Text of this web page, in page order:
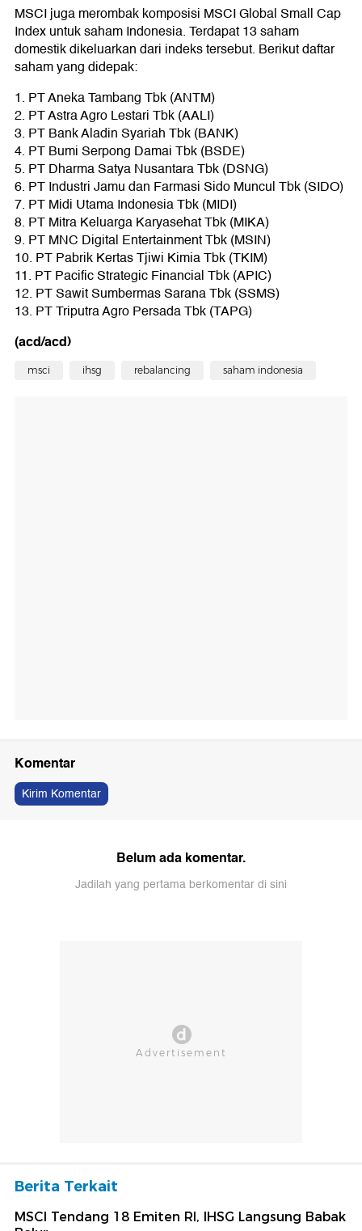
MSCI juga merombak komposisi MSCI Global Small Cap
Index untuk saham Indonesia. Terdapat 13 saham
domestik dikeluarkan dari indeks tersebut. Berikut daftar
saham yang didepak:
1. PT Aneka Tambang Tbk (ANTM)
2. PT Astra Agro Lestari Tbk (AALI)
3. PT Bank Aladin Syariah Tbk (BANK)
4. PT Bumi Serpong Damai Tbk (BSDE)
5. PT Dharma Satya Nusantara Tbk (DSNG)
6. PT Industri Jamu dan Farmasi Sido Muncul Tbk (SIDO)
7. PT Midi Utama Indonesia Tbk (MIDI)
8. PT Mitra Keluarga Karyasehat Tbk (MIKA)
9. PT MNC Digital Entertainment Tbk (MSIN)
10. PT Pabrik Kertas Tjiwi Kimia Tbk (TKIM)
11. PT Pacific Strategic Financial Tbk (APIC)
12. PT Sawit Sumbermas Sarana Tbk (SSMS)
13. PT Triputra Agro Persada Tbk (TAPG)
(acd/acd)
msci ihsg rebalancing saham indonesia
Komentar
Kirim Komentar
Belum ada komentar.
Jadilah yang pertama berkomentar di sini
Berita Terkait
MSCI Tendang 18 Emiten RI, IHSG Langsung Babak